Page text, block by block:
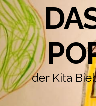
der Kita